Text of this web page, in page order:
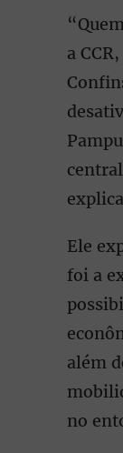
a
Ele
foi a
além
no